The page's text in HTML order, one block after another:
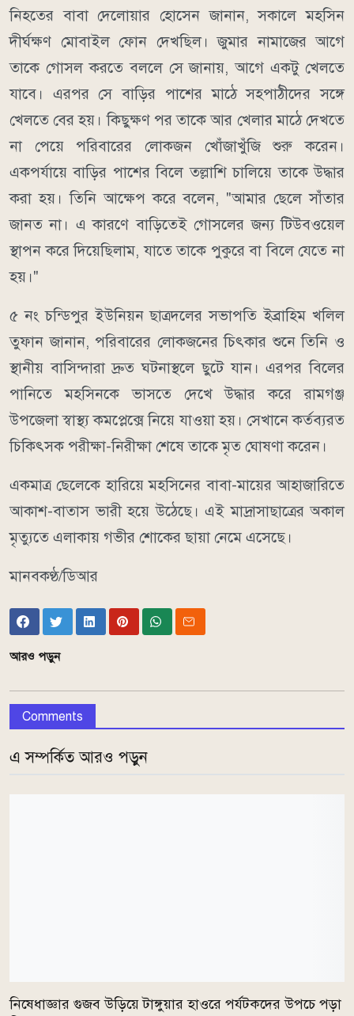
নিহতের বাবা দেলোয়ার হোসেন জানান, সকালে মহসিন
দীর্ঘক্ষণ মোবাইল ফোন দেখছিল। জুমার নামাজের আগে
তাকে গোসল করতে বললে সে জানায়, আগে একটু খেলতে
যাবে। এরপর সে বাড়ির পাশের মাঠে সহপাঠীদের সঙ্গে
খেলতে বের হয়। কিছুক্ষণ পর তাকে আর খেলার মাঠে দেখতে
না পেয়ে পরিবারের লোকজন খোঁজাখুঁজি শুরু করেন।
একপর্যায়ে বাড়ির পাশের বিলে তল্লাশি চালিয়ে তাকে উদ্ধার
করা হয়। তিনি আক্ষেপ করে বলেন, "আমার ছেলে সাঁতার
জানত না। এ কারণে বাড়িতেই গোসলের জন্য টিউবওয়েল
স্থাপন করে দিয়েছিলাম, যাতে তাকে পুকুরে বা বিলে যেতে না
হয়।"
৫ নং চন্ডিপুর ইউনিয়ন ছাত্রদলের সভাপতি ইব্রাহিম খলিল
তুফান জানান, পরিবারের লোকজনের চিৎকার শুনে তিনি ও
স্থানীয় বাসিন্দারা দ্রুত ঘটনাস্থলে ছুটে যান। এরপর বিলের
পানিতে মহসিনকে ভাসতে দেখে উদ্ধার করে রামগঞ্জ
উপজেলা স্বাস্থ্য কমপ্লেক্সে নিয়ে যাওয়া হয়। সেখানে কর্তব্যরত
চিকিৎসক পরীক্ষা-নিরীক্ষা শেষে তাকে মৃত ঘোষণা করেন।
একমাত্র ছেলেকে হারিয়ে মহসিনের বাবা-মায়ের আহাজারিতে
আকাশ-বাতাস ভারী হয়ে উঠেছে। এই মাদ্রাসাছাত্রের অকাল
মৃত্যুতে এলাকায় গভীর শোকের ছায়া নেমে এসেছে।
মানবকণ্ঠ/ডিআর
আরও পড়ুন
Comments
এ সম্পর্কিত আরও পড়ুন
নিষেধাজ্ঞার গুজব উড়িয়ে টাঙ্গুয়ার হাওরে পর্যটকদের উপচে পড়া